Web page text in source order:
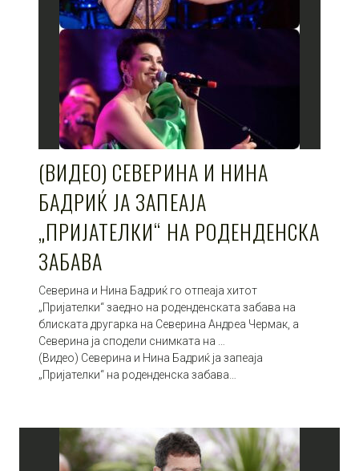
(ВИДЕО) СЕВЕРИНА И НИНА
БАДРИЌ ЈА ЗАПЕАЈА
„ПРИЈАТЕЛКИ“ НА РОДЕНДЕНСКА
ЗАБАВА
Северина и Нина Бадриќ го отпеаја хитот
„Пријателки“ заедно на роденденската забава на
блиската другарка на Северина Андреа Чермак, а
Северина ја сподели снимката на …
(Видео) Северина и Нина Бадриќ ја запеаја
„Пријателки“ на роденденска забава…